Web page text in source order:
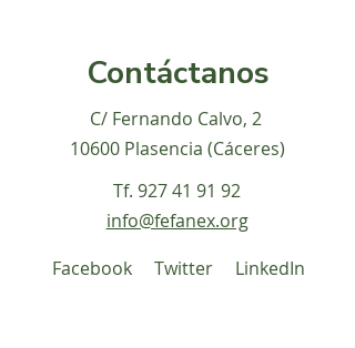
Contáctanos
C/ Fernando Calvo, 2
10600 Plasencia (Cáceres)
Tf. 927 41 91 92
info@fefanex.org
Facebook
Twitter LinkedIn